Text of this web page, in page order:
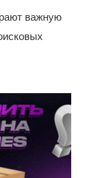
важную